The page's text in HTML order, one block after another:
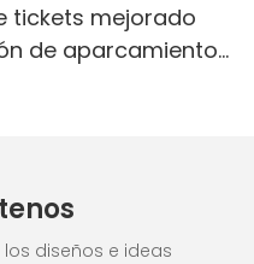
tickets mejorado
de aparcamientos
diseños e ideas